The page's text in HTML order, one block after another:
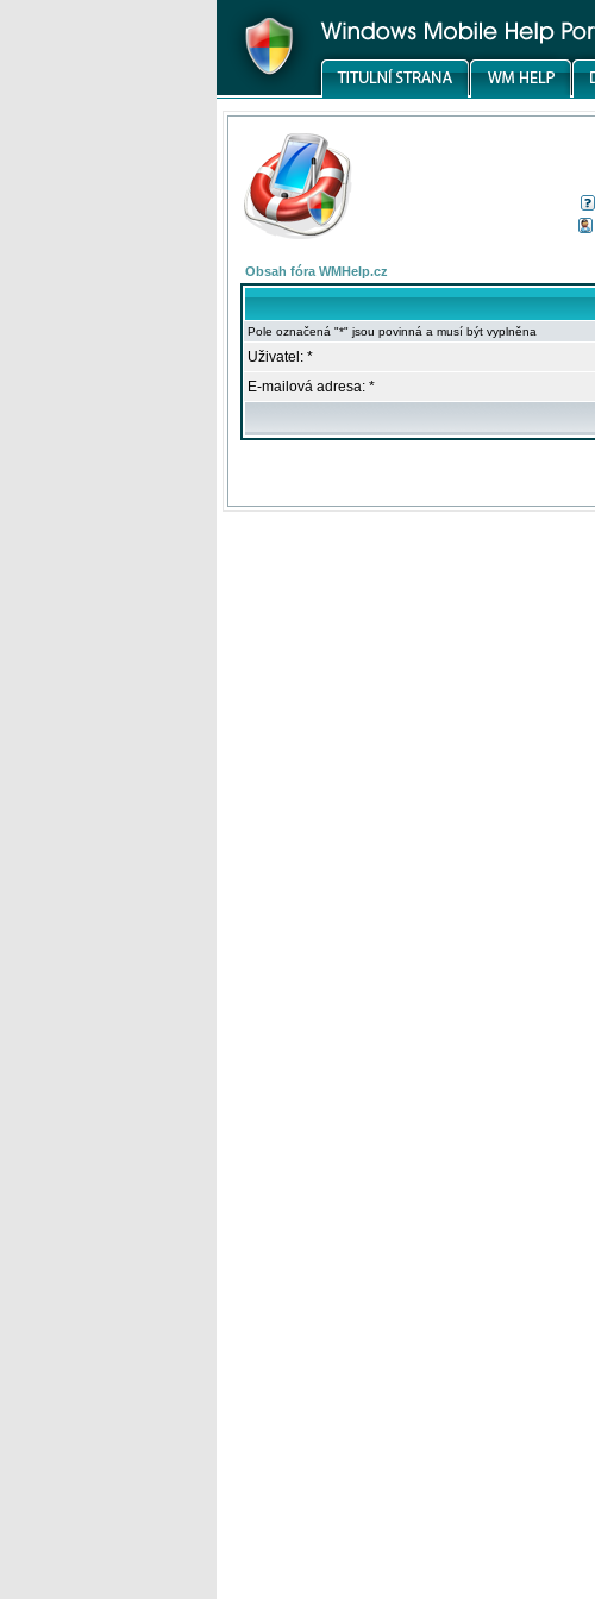
Obsah fóra WMHelp.cz
Pole označená "*" jsou povinná a musí být vyplněna
Uživatel: *
E-mailová adresa: *